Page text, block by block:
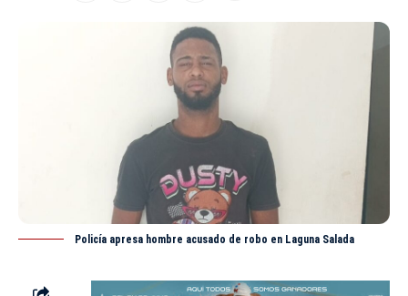
Policía apresa hombre acusado de robo en Laguna Salada